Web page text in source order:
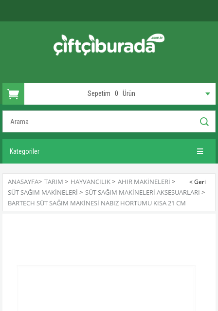
Sepetim 0 Ürün
Kategoriler
ANASAYFA> TARIM > HAYVANCILIK> AHIR MAKINELERI >
SÜT SAĞIM MAKINELERI > SÜT SAĞIM MAKINELERI AKSESUARLARI >
BARTECH SÜT SAĞIM MAKINESI NABIZ HORTUMU KISA 21 CM